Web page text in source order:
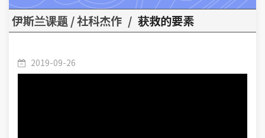
伊斯兰课题 / 社科杰作 / 获救的要素
2019-09-26